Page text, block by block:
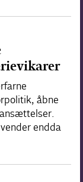
åbne
endda